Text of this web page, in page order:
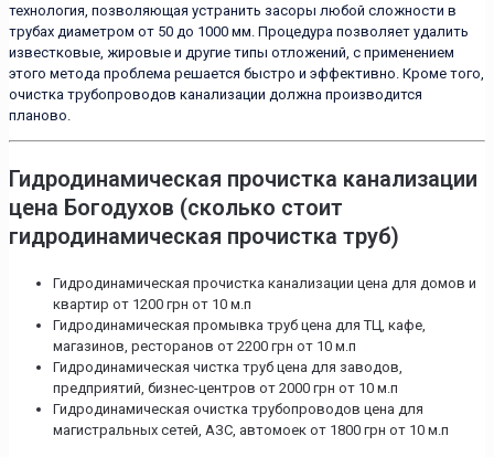
технология, позволяющая устранить засоры любой сложности в
трубах диаметром от 50 до 1000 мм. Процедура позволяет удалить
известковые, жировые и другие типы отложений, с применением
этого метода проблема решается быстро и эффективно. Кроме того,
очистка трубопроводов канализации должна производится
планово.
Гидродинамическая прочистка канализации
цена Богодухов (сколько стоит
гидродинамическая прочистка труб)
Гидродинамическая прочистка канализации цена для домов и
квартир от 1200 грн от 10 м.п
Гидродинамическая промывка труб цена для ТЦ, кафе,
магазинов, ресторанов от 2200 грн от 10 м.п
Гидродинамическая чистка труб цена для заводов,
предприятий, бизнес-центров от 2000 грн от 10 м.п
Гидродинамическая очистка трубопроводов цена для
магистральных сетей, АЗС, автомоек от 1800 грн от 10 м.п